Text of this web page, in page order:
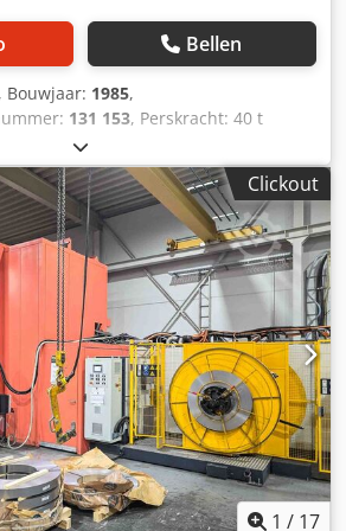
mm, - bevestigde richtmachine
400 mm, de plaatgeleiding is
oliesmering met bewaking, -
gemotoriseerde
- Transportband voor de
aparte schakelkast -1990
160 ton (1.600 kN)
x 1.280 mm Ram klembereik 850
ramgeleiders 1.120 mm Afstand
geleidingen) 1.350 mm Aantal
/min Aanpassing slag 30, 68, 114
motoraangedreven 125 mm
van slag Cjdpfx Afet Hwz
460 - 650 mm met klemplaat 340 -
aantal slagen in relatie tot
mm = 40 - 60 slagen 150 mm = 120
belasting, ongeveer 40 kW - 500 V
24.000 kg Accessoires / Speciale
richtmachine, model AMR
Bellen
, Bouwjaar: 1985,
131 153, Perskracht: 40 t
de ram: 8 - 50 mm Ramverstelling: 50
beneden, verstelling boven): 310
staanders L-R: 820 mm
810 x 450 mm Ramopspanvlak ca.: 720
in tafel: 600 x 110 mm Slagen
min-1 Tafelhoogte boven vloer:
19,5 kW Machinegewicht
Agjqef Extra uitrusting
Clickout
1 / 17